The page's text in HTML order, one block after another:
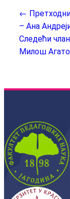
←
– Ана
Следећи
Милош